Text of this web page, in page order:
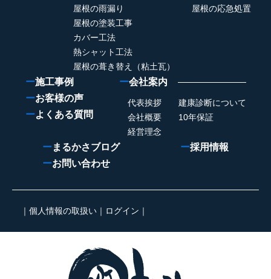
屋根の雨漏り
屋根の塗装工事
カバー工法
熱シャット工法
屋根の葺き替え（粘土瓦）
屋根の応急処置
ー施工事例
ーお客様の声
ーよくある質問
ー会社案内
代表挨拶
会社概要
経営理念
建康診断について
10年保証
ーまるかさブログ
ーお問い合わせ
ー採用情報
｜ 個人情報の取扱い ｜ ログイン ｜